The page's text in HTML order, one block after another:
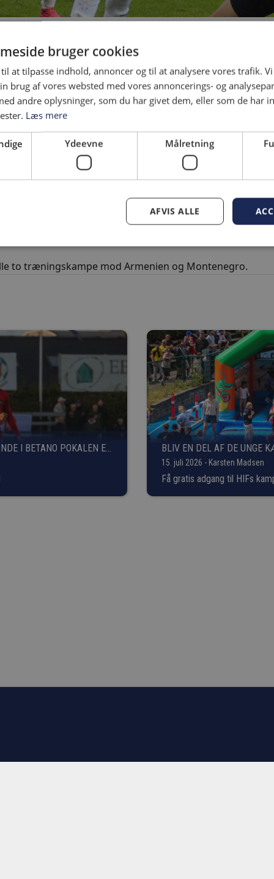
søndag går 3F Superligaen på pause, men tre HIF-
igen udtaget til det danske U19-landshold, der tager til
til landsholdet, da Ahmed Iljazovski endnu en gang
Denne gang skal han ikke rejse alene, Lirim Qamili er
er første gang, at Qamili er udtaget til A-landsholdet,
måned.
to træningskampe mod Armenien og Montenegro.
I BETANO POKALEN ER
BLIV EN DEL AF DE UNGE
15. juli 2026 - Karsten Madsen
Få gratis adgang til HIFs
bruger cookies
at tilpasse indhold, annoncer og til at analysere vores trafik.
brug af vores websted med vores annoncerings- og
andre oplysninger, som du har givet dem, eller som de har
Læs mere
Ydeevne Målretning
AFVIS ALLE